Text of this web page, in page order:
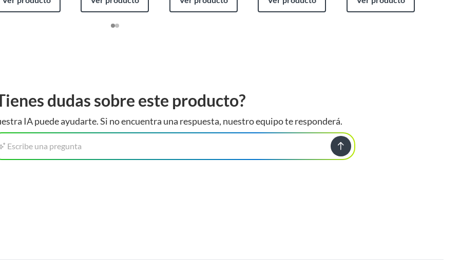
dudas sobre este producto?
IA puede ayudarte. Si no encuentra una respuesta, nuestro equipo te responderá.
Escribe una pregunta